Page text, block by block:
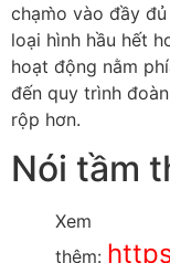
chạm̀o vào đầy
loại hình hầu hết
hoạt động nằm
đến quy trình
rộp hơn.
Nói tầm
Xem
thêm: